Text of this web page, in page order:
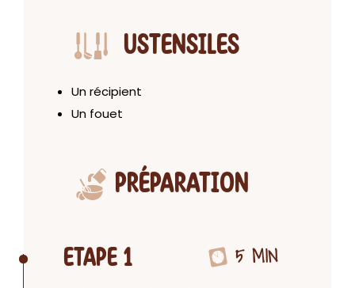
USTENSILES
Un récipient
Un fouet
PRÉPARATION
ETAPE 1 5 MIN